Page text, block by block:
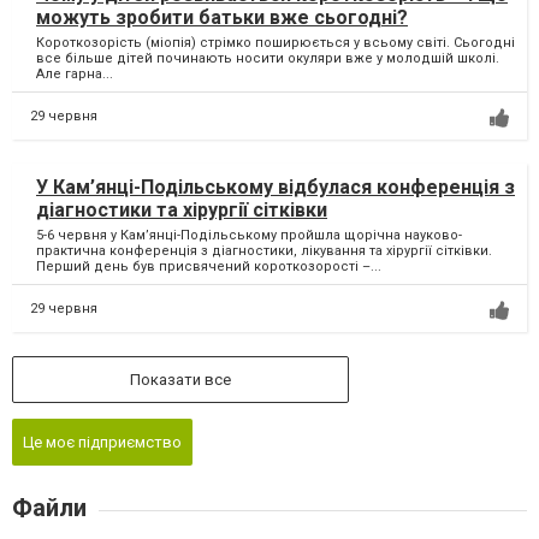
можуть зробити батьки вже сьогодні?
Короткозорість (міопія) стрімко поширюється у всьому світі. Сьогодні
все більше дітей починають носити окуляри вже у молодшій школі.
Але гарна...
29 червня
У Кам’янці-Подільському відбулася конференція з
діагностики та хірургії сітківки
5-6 червня у Кам’янці-Подільському пройшла щорічна науково-
практична конференція з діагностики, лікування та хірургії сітківки.
Перший день був присвячений короткозорості –...
29 червня
Показати все
Це моє підприємство
Файли